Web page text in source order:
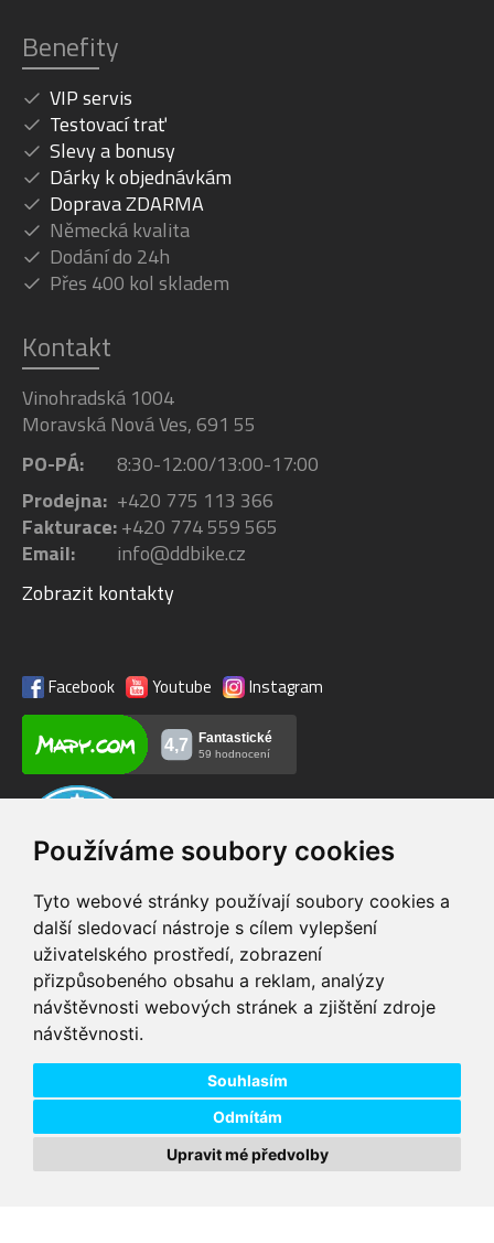
Používáme soubory cookies
Tyto webové stránky používají soubory cookies a
další sledovací nástroje s cílem vylepšení
uživatelského prostředí, zobrazení
přizpůsobeného obsahu a reklam, analýzy
návštěvnosti webových stránek a zjištění zdroje
návštěvnosti.
Souhlasím
Odmítám
Upravit mé předvolby
Benefity
VIP servis
Testovací trať
Slevy a bonusy
Dárky k objednávkám
Doprava ZDARMA
Německá kvalita
Dodání do 24h
Přes 400 kol skladem
Kontakt
Vinohradská 1004
Moravská Nová Ves, 691 55
PO-PÁ:
8:30-12:00/13:00-17:00
Prodejna: +420 775 113 366
Fakturace:+420 774 559 565
Email:
info@ddbike.cz
Zobrazit kontakty
Facebook Youtube Instagram
VIP servis
na zakoupená
elektrokola
Testovací trať
možnost vyzkoušet si
elektrokola
Doprava ZDARMA
pro objednávky nad 1600 zboží skladem při
Copyright © 2026 DD PNEU s.r.o. Všechna práva vyhrazena. bb9